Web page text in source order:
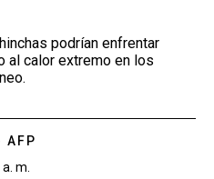
podrían enfrentar
al calor extremo en los
AFP
m.